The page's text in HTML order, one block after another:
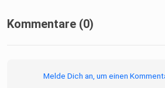
Kommentare (0)
Melde Dich an, um einen